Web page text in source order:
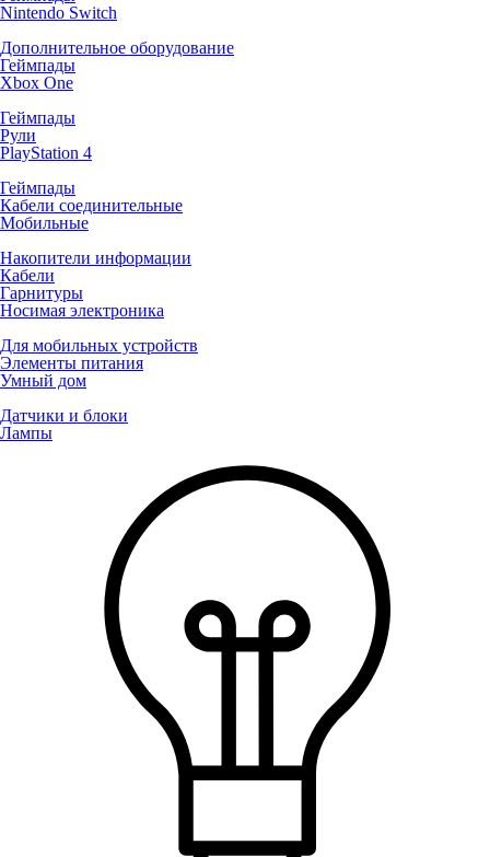
Nintendo Switch
Дополнительное оборудование
Геймпады
Xbox One
Геймпады
Рули
PlayStation 4
Геймпады
Кабели соединительные
Мобильные
Накопители информации
Кабели
Гарнитуры
Носимая электроника
Для мобильных устройств
Элементы питания
Умный дом
Датчики и блоки
Лампы